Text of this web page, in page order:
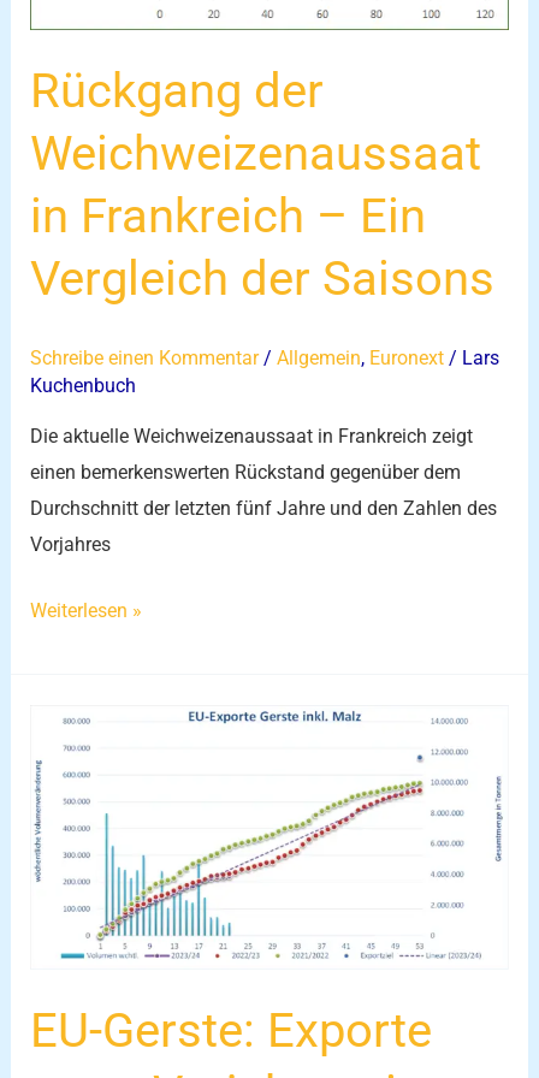
Rückgang der
Weichweizenaussaat
in Frankreich – Ein
Vergleich der Saisons
Schreibe einen Kommentar/Allgemein, Euronext / Lars
Kuchenbuch
Die aktuelle Weichweizenaussaat in Frankreich zeigt
einen bemerkenswerten Rückstand gegenüber dem
Durchschnitt der letzten fünf Jahre und den Zahlen des
Vorjahres
Saisons
Weiterlesen »
EU-Gerste: Exporte
Gerste:
Exporte
unter
Vorjahresniveau